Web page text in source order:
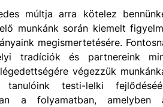
múltja arra kötelez
munkánk során kiemelt
megismertetésére.
tradíciók és partnereink
végezzük
tanulóink testi-lelki
a folyamatban, amelyben